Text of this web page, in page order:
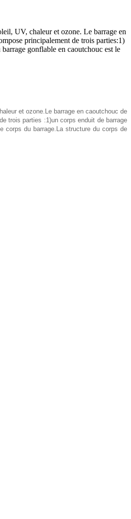
UV, chaleur et ozone. Le barrage en
principalement de trois parties:1)
gonflable en caoutchouc est le
et ozone.
Le barrage en caoutchouc de
trois parties :1)un corps enduit de barrage
corps du barrage.
La structure du corps de